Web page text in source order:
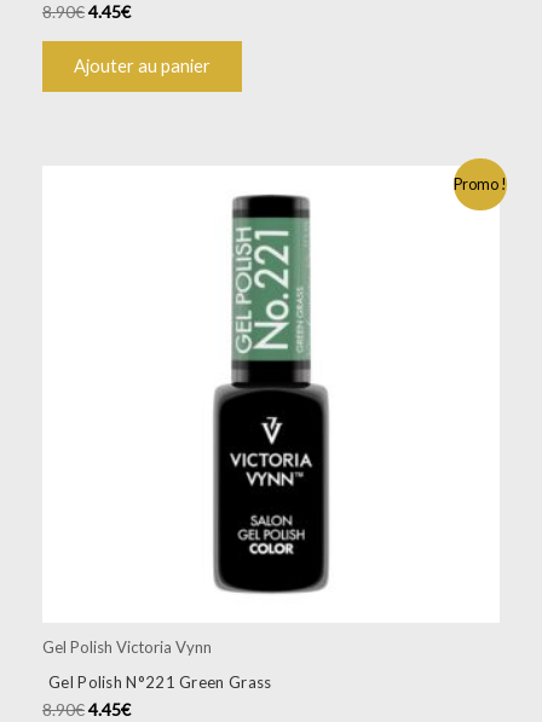
8.90€4.45€
Ajouter au panier
Promo !
Gel Polish Victoria Vynn
Gel Polish N°221 Green Grass
8.90€4.45€